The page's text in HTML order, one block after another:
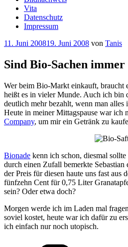
Vita
Datenschutz
Impressum
Veröffentlicht
11. Juni 200819. Juni 2008 von Tanis
Sind Bio-Sachen immer
Wer beim Bio-Markt einkauft, braucht
heißt es in vieler Munde. Auch ich bin
deutlich mehr bezahlt, wenn man
Heute in meiner Mittagspause war ich
Company, um mir ein Getränk zu
Bionade kenn ich schon, diesmal
durch einen Zufall bemerkte Sebastian
der Preis für diesen haute uns fast aus
fünfzehn Cent für 0,75 Liter
sein? Oder etwa doch?
Morgen werde ich im Laden mal
soviel kostet, heute war ich dafür zu
ich einfach nur noch utopisch.